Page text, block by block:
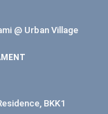
@ Urban Village
BKK1